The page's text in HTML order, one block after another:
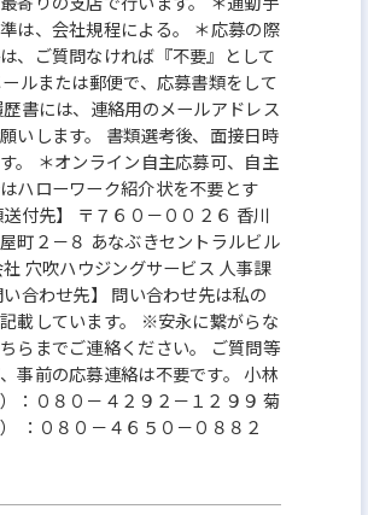
は、会社規程による。 ＊応募の際
、ご質問なければ『不要』として
ルまたは郵便で、応募書類をして
書には、連絡用のメールアドレス
いします。 書類選考後、面接日時
。 ＊オンライン自主応募可、自主
ハローワーク紹介状を不要とす
付先】 〒７６０－００２６ 香川
町２－８ あなぶきセントラルビル
社 穴吹ハウジングサービス 人事課
合わせ先】 問い合わせ先は私の
載しています。 ※安永に繋がらな
らまでご連絡ください。 ご質問等
事前の応募連絡は不要です。 小林
）：０８０－４２９２－１２９９ 菊
：０８０－４６５０－０８８２